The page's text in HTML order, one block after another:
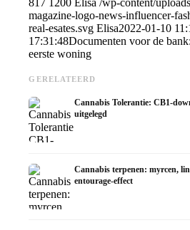
817 1200 Elisa /wp-content/
magazine-logo-news-influencer-
real-esates.svg Elisa2022-01-10
17:31:48Documenten voor de
eerste woning
GERELATEERD
Cannabis Tolerantie: CB1-
uitgelegd
Cannabis terpenen: myrcen,
entourage-effect